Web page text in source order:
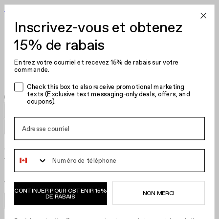
Vernis gel
Soin des ongles
Pinces à cheveux
Nail Polish Pinks
Taille: Filtres
Filtres Trier par
Inscrivez-vous et obtenez
15% de rabais
Entrez votre courriel et recevez 15% de rabais sur votre
commande.
Check this box to also receive promotional marketing
texts (Exclusive text messaging-only deals, offers, and
coupons).
CONTINUER POUR OBTENIR 15%
DE RABAIS NON MERCI